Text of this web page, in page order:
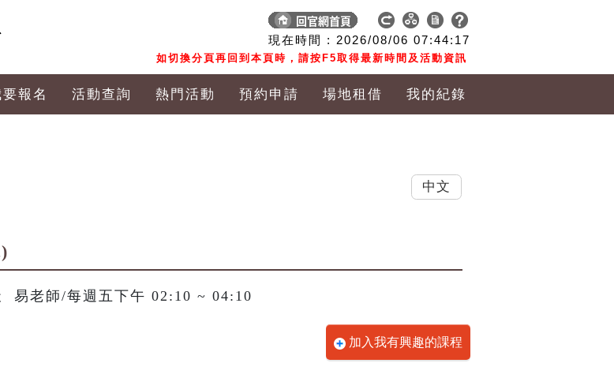
現在時間 : 2026/08/06 07:44:18
如切換分頁再回到本頁時，請按F5取得最新時間及活動資訊
報名 活動查詢 熱門活動 預約申請 場地租借 我的紀錄
易老師/每週五下午 02:10 ~ 04:10
加入我有興趣的課程